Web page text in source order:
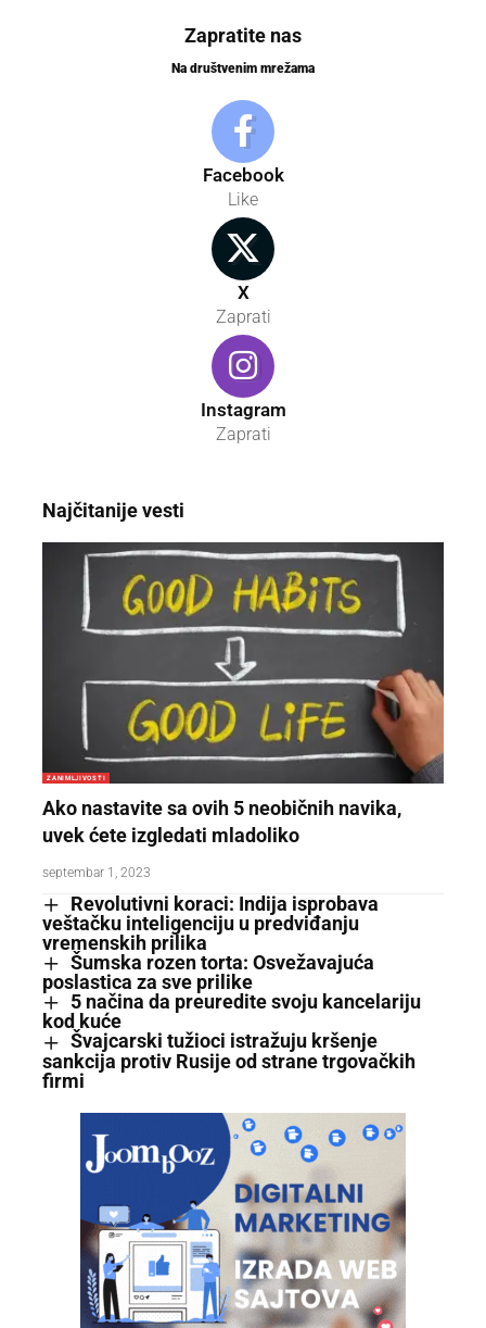
Zapratite nas
Na društvenim mrežama
Facebook
Like
X
Zaprati
Instagram
Zaprati
Najčitanije vesti
ZANIMLJIVOSTI
Ako nastavite sa ovih 5 neobičnih navika,
uvek ćete izgledati mladoliko
septembar 1, 2023
Revolutivni koraci: Indija isprobava
veštačku inteligenciju u predviđanju
vremenskih prilika
Šumska rozen torta: Osvežavajuća
poslastica za sve prilike
5 načina da preuredite svoju kancelariju
kod kuće
Švajcarski tužioci istražuju kršenje
sankcija protiv Rusije od strane trgovačkih
firmi